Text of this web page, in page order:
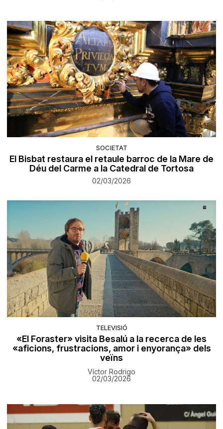
SOCIETAT
El Bisbat restaura el retaule barroc de la Mare de
Déu del Carme a la Catedral de Tortosa
02/03/2026
TELEVISIÓ
«El Foraster» visita Besalú a la recerca de les
«aficions, frustracions, amor i enyorança» dels
veïns
Víctor Rodrigo
02/03/2026